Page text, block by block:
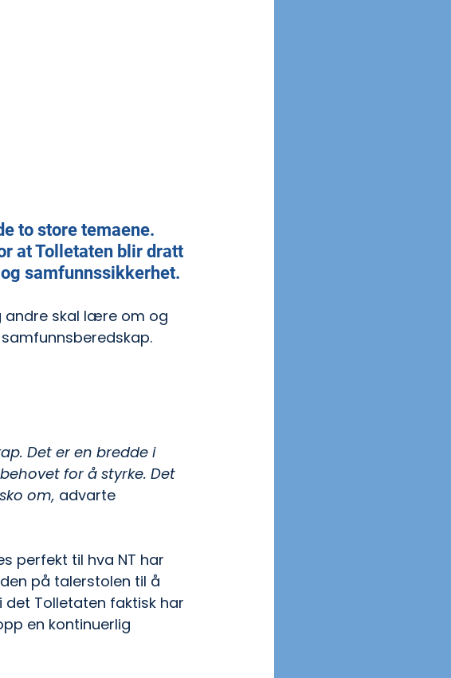
to store temaene.
at Tolletaten blir dratt
samfunnssikkerhet.
andre skal lære om og
Det er en bredde i
for å styrke. Det
om, advarte
perfekt til hva NT har
på talerstolen til å
Tolletaten faktisk har
en kontinuerlig